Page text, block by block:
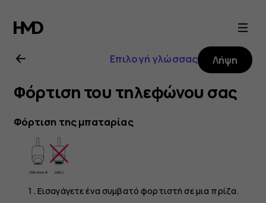
Οδηγίες
χρήσης
Nokia
2.1
Επιλογή γλώσσας Λήψη
Φόρτιση του τηλεφώνου σας
Φόρτιση της μπαταρίας
Εισαγάγετε ένα συμβατό φορτιστή σε μια πρίζα.